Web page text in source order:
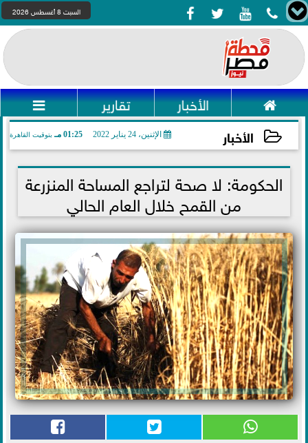
    السبت 8 أغسطس 2026
 الأخبار تقارير 
الأخبار الإثنين، 24 يناير 2022 01:25 مـ بتوقيت القاهرة
2022-01-24 13:25:55
الحكومة: لا صحة لتراجع المساحة المنزرعة
من القمح خلال العام الحالي